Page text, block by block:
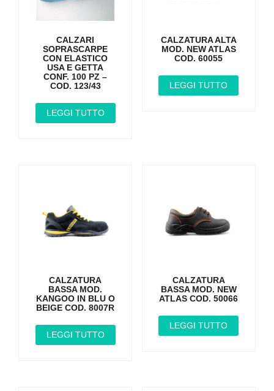
CALZARI
SOPRASCARPE
CON ELASTICO
USA E GETTA
CONF. 100 PZ –
COD. 123/43
LEGGI TUTTO
CALZATURA ALTA
MOD. NEW ATLAS
COD. 60055
LEGGI TUTTO
CALZATURA
BASSA MOD.
KANGOO IN BLU O
BEIGE COD. 8007R
LEGGI TUTTO
CALZATURA
BASSA MOD. NEW
ATLAS COD. 50066
LEGGI TUTTO